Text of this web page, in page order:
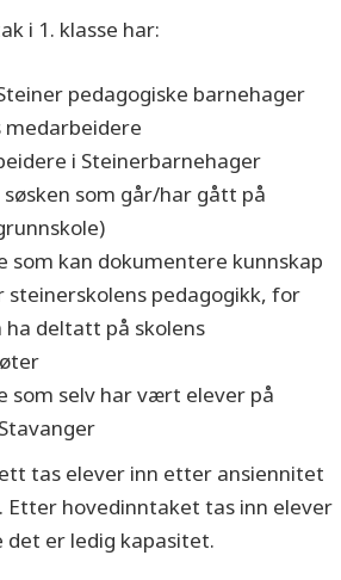
i 1. klasse har:
pedagogiske barnehager
medarbeidere
i Steinerbarnehager
som går/har gått på
som kan dokumentere kunnskap
steinerskolens pedagogikk, for
ha deltatt på skolens
som selv har vært elever på
tas elever inn etter ansiennitet
hovedinntaket tas inn elever
er ledig kapasitet.